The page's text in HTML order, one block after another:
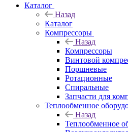
Каталог
Назад
Каталог
Компрессоры
Назад
Компрессоры
Винтовой
Поршневые
Ротационные
Спиральные
Запчасти для
Теплообменное
Назад
Теплообменное